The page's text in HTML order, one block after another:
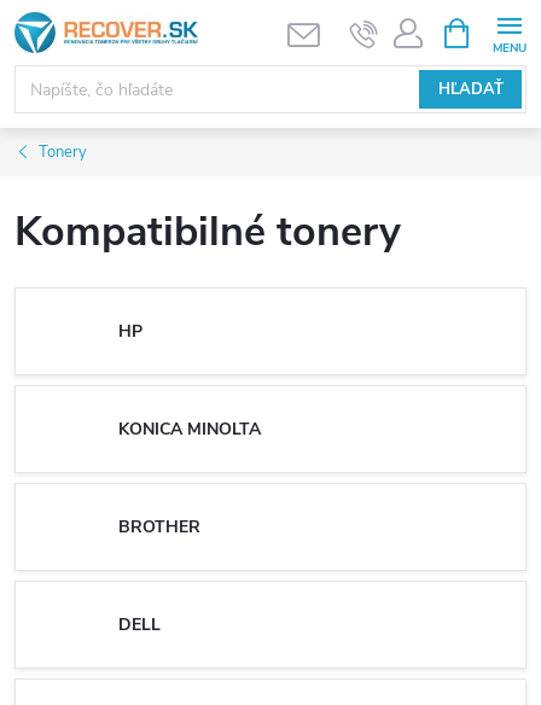
Prejsť
na
obsah
HĽADAŤ
KOŠÍK
Tonery
Kompatibilné tonery
HP
KONICA MINOLTA
BROTHER
DELL